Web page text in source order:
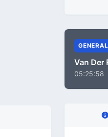
GENERAL
Van Der
05:25:58